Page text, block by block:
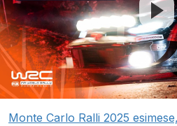
Monte Carlo Ralli 2025